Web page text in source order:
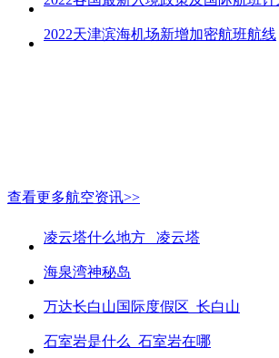
2022天津滨海机场新增加密航班航线
查看更多航空资讯>>
凌云塔什么地方_ 凌云塔
海泉湾神秘岛
万达长白山国际度假区_长白山
石室岩是什么_石室岩在哪